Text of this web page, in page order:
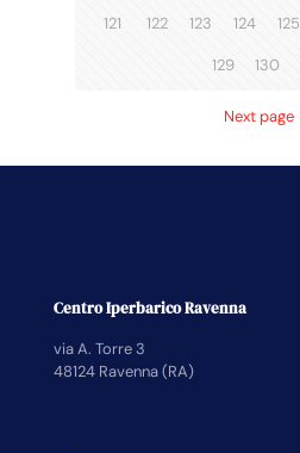
121 122 123 124 125
129 130
Next page
Centro Iperbarico Ravenna
via A. Torre 3
48124 Ravenna (RA)